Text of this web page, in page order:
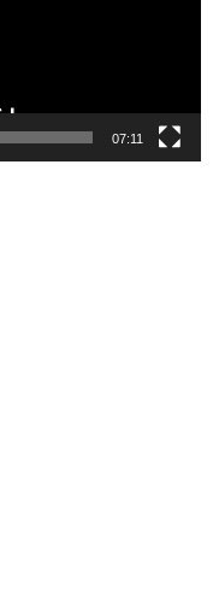
07:11